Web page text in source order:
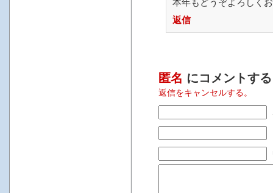
本年もどうぞよろしく
返信
匿名 にコメントする
返信をキャンセルする。